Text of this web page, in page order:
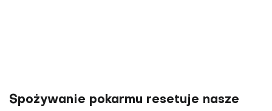
Spożywanie pokarmu resetuje nasze